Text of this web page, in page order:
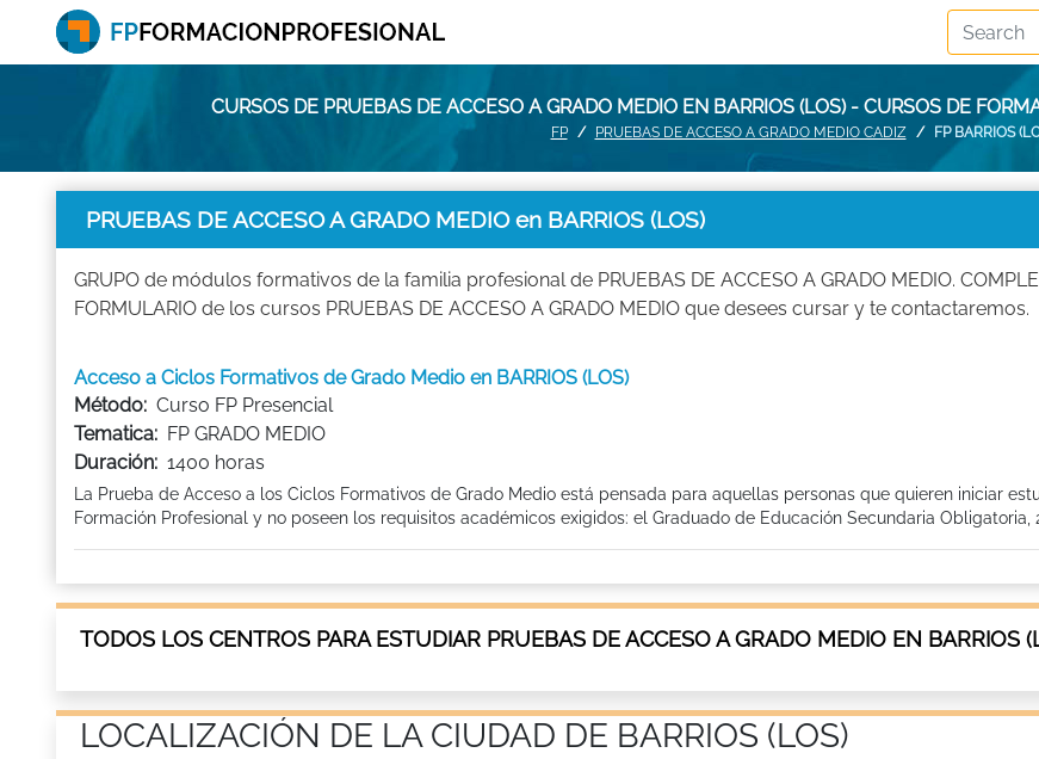
CURSOS DE PRUEBAS DE ACCESO A GRADO MEDIO EN BARRIOS (LOS) - CURSOS DE
FP PRUEBAS DE ACCESO A GRADO MEDIO CADIZ FP BARRIOS
PRUEBAS DE ACCESO A GRADO MEDIO en BARRIOS (LOS)
GRUPO de módulos formativos de la familia profesional de PRUEBAS DE ACCESO A GRADO MEDIO.
FORMULARIO de los cursos PRUEBAS DE ACCESO A GRADO MEDIO que desees cursar y te contactaremos.
Acceso a Ciclos Formativos de Grado Medio en BARRIOS (LOS)
Método: Curso FP Presencial
Tematica: FP GRADO MEDIO
Duración: 1400 horas
La Prueba de Acceso a los Ciclos Formativos de Grado Medio está pensada para aquellas personas que quieren iniciar
Formación Profesional y no poseen los requisitos académicos exigidos: el Graduado de Educación Secundaria Obligatoria,
TODOS LOS CENTROS PARA ESTUDIAR PRUEBAS DE ACCESO A GRADO MEDIO EN BARRIOS
LOCALIZACIÓN DE LA CIUDAD DE BARRIOS (LOS)